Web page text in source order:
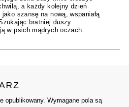
a każdy kolejny dzień
szansę na nową, wspaniałą
bratniej duszy
w psich mądrych oczach.
opublikowany. Wymagane pola są